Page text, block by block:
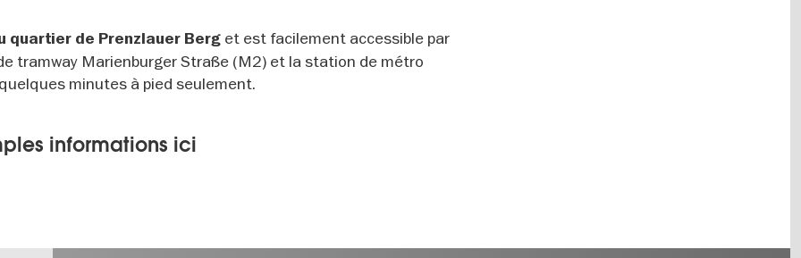
quartier de Prenzlauer Berg et est facilement accessible par
tramway Marienburger Straße (M2) et la station de métro
minutes à pied seulement.
informations ici